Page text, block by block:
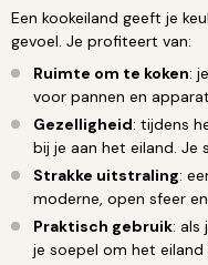
Een kookeiland geeft je
gevoel. Je profiteert van:
Ruimte om te koken:
voor pannen en
Gezelligheid: tijdens
bij je aan het eiland. Je
Strakke uitstraling:
moderne, open sfeer
Praktisch gebruik: als
je soepel om het